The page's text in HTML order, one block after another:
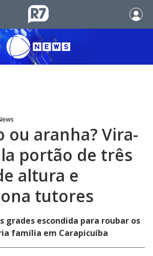
ou aranha? Vira-
portão de três
altura e
tutores
grades escondida para roubar os
família em Carapicuíba